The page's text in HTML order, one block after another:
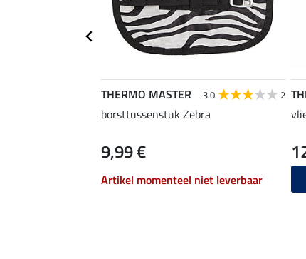
THERMO MASTER 3.0 2
borsttussenstuk Zebra
9,99 €
Artikel momenteel niet leverbaar